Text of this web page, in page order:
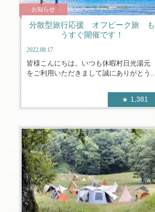
お知らせ
分散型旅行応援 オフピーク旅 も
うすぐ開催です！
2022.08.17
皆様こんにちは。いつも休暇村日光湯元
をご利用いただきまして誠にありがとう...
1,381